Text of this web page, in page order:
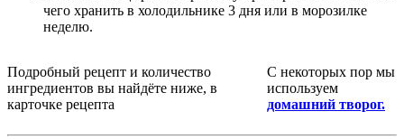
чего хранить в холодильнике 3 дня или в морозилке
неделю.
Подробный рецепт и количество
ингредиентов вы найдёте ниже, в
карточке рецепта
С некоторых пор мы
используем
домашний творог.